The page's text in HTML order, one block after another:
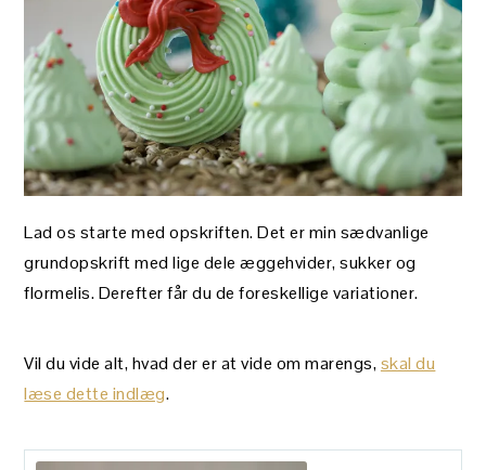
Lad os starte med opskriften. Det er min sædvanlige
grundopskrift med lige dele æggehvider, sukker og
flormelis. Derefter får du de foreskellige variationer.
Vil du vide alt, hvad der er at vide om marengs, skal du
læse dette indlæg.